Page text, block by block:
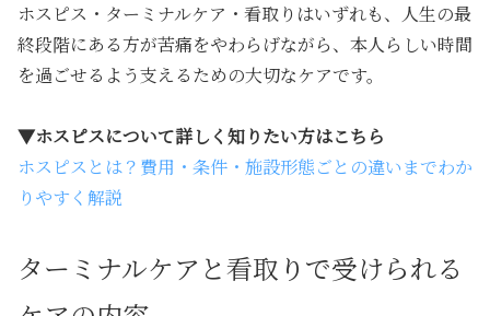
ホスピス・ターミナルケア・看取りはいずれも、人生の最
終段階にある方が苦痛をやわらげながら、本人らしい時間
を過ごせるよう支えるための大切なケアです。
▼ホスピスについて詳しく知りたい方はこちら
ホスピスとは？費用・条件・施設形態ごとの違いまでわか
りやすく解説
ターミナルケアと看取りで受けられる